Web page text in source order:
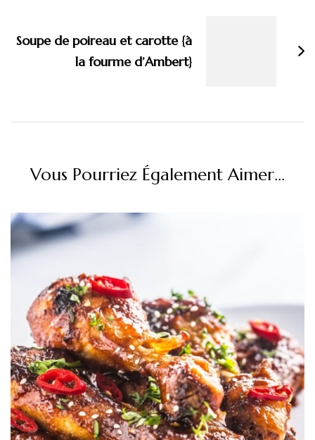
Soupe de poireau et carotte {à
la fourme d’Ambert}
Vous Pourriez Également Aimer...